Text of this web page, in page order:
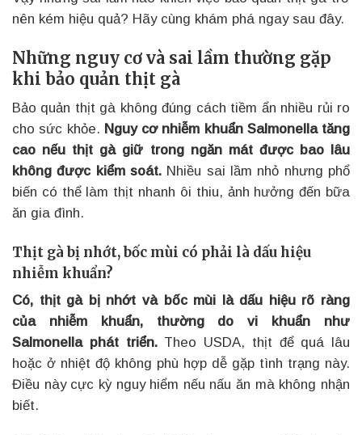
nên kém hiệu quả? Hãy cùng khám phá ngay sau đây.
Những nguy cơ và sai lầm thường gặp
khi bảo quản thịt gà
Bảo quản thịt gà không đúng cách tiềm ẩn nhiều rủi ro
cho sức khỏe. Nguy cơ nhiễm khuẩn Salmonella tăng
cao nếu thịt gà giữ trong ngăn mát được bao lâu
không được kiểm soát. Nhiều sai lầm nhỏ nhưng phổ
biến có thể làm thịt nhanh ôi thiu, ảnh hưởng đến bữa
ăn gia đình.
Thịt gà bị nhớt, bốc mùi có phải là dấu hiệu
nhiễm khuẩn?
Có, thịt gà bị nhớt và bốc mùi là dấu hiệu rõ ràng
của nhiễm khuẩn, thường do vi khuẩn như
Salmonella phát triển.Theo USDA, thịt để quá lâu
hoặc ở nhiệt độ không phù hợp dễ gặp tình trạng này.
Điều này cực kỳ nguy hiểm nếu nấu ăn mà không nhận
biết.